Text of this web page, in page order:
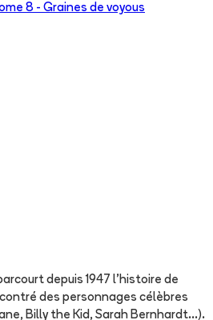
8 - Graines de voyous
depuis 1947 l'histoire de
des personnages célèbres
Billy the Kid, Sarah Bernhardt...).